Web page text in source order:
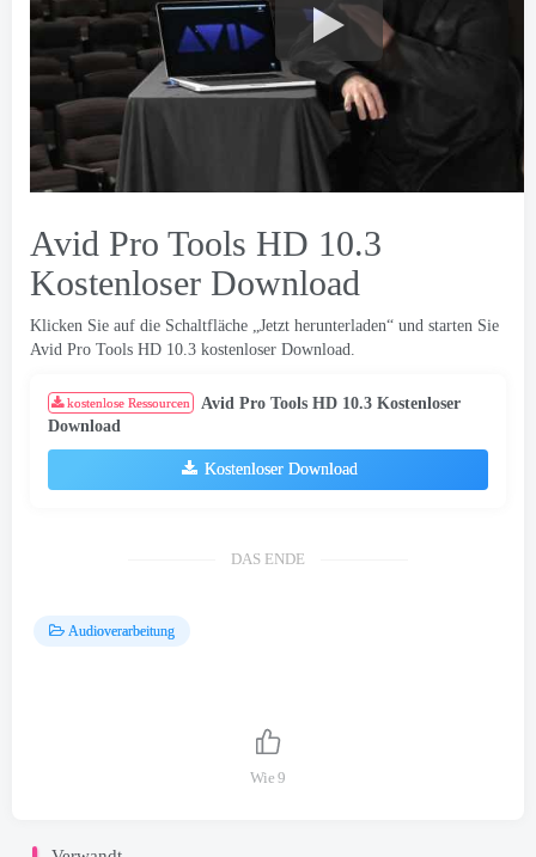
Avid Pro Tools HD 10.3
Kostenloser Download
Klicken Sie auf die Schaltfläche „Jetzt herunterladen“ und starten Sie
Avid Pro Tools HD 10.3 kostenloser Download.
kostenlose Ressourcen
Avid Pro Tools HD 10.3 Kostenloser
Download
Kostenloser Download
DAS ENDE
Audioverarbeitung
Wie 9